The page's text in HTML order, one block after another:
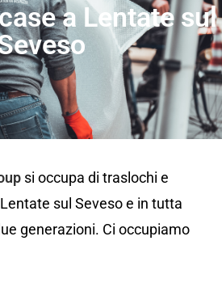
a Lentate sul
si occupa di traslochi e
sul Seveso e in tutta
generazioni. Ci occupiamo